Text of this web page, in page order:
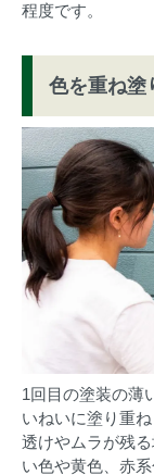
程度です。
色を重ね塗
1回目の塗装の薄
いねいに塗り重ね
透けやムラが残
い色や黄色、赤